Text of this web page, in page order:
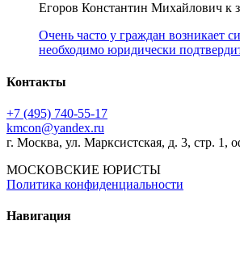
Егоров Константин Михайлович к
Очень часто у граждан возникает
необходимо юридически
Контакты
+7 (495) 740‑55‑17
kmcon@yandex.ru
г. Москва, ул. Марксистская, д. 3, стр. 1,
МОСКОВСКИЕ ЮРИСТЫ
Политика конфиденциальности
Навигация